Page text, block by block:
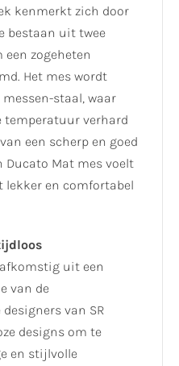
kenmerkt zich door
bestaan uit twee
een zogeheten
Het mes wordt
staal, waar
temperatuur verhard
een scherp en goed
Ducato Mat mes voelt
lekker en comfortabel
uit een
van de
van SR
designs om te
en stijlvolle